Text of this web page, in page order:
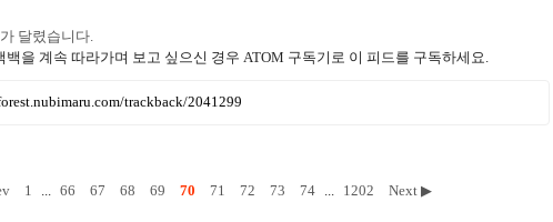
달렸습니다.
백을 계속 따라가며 보고 싶으신 경우 ATOM 구독기로 이 피드를 구독하세요.
trackback/2041299
1 ... 66 67 68 69 70 71 72 73 74 ... 1202 Next ▶